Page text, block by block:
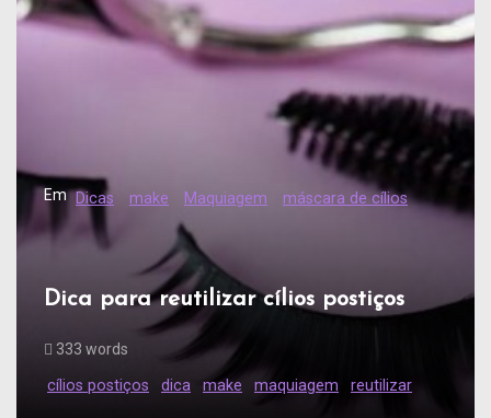
Em Sem categoria
Conheça os ingredientes que
prejudicam a saúde do seu cabelo